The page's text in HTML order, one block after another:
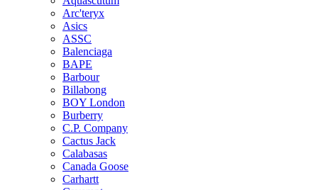
Arc'teryx
Asics
ASSC
Balenciaga
BAPE
Barbour
Billabong
BOY London
Burberry
C.P. Company
Cactus Jack
Calabasas
Canada Goose
Carhartt